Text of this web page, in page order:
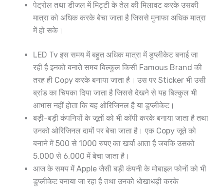
पेट्रोल तथा डीजल में मिट्टी के तेल की मिलावट करके उसकी
मात्रा को अधिक करके बेचा जाता है जिससे मुनाफा अधिक मात्रा
में हो सके।
LED Tv इस समय में बहुत अधिक मात्रा में डुप्लीकेट बनाई जा
रही है इनको बनाते समय बिल्कुल किसी Famous Brand की
तरह ही Copy करके बनाया जाता है। उस पर Sticker भी उसी
ब्रांड का चिपका दिया जाता है जिससे देखने से यह बिल्कुल भी
आभास नहीं होता कि यह ओरिजिनल है या डुप्लीकेट।
बड़ी-बड़ी कंपनियों के जूतों को भी कॉपी करके बनाया जाता है तथा
उनको ओरिजिनल दामों पर बेचा जाता है। एक Copy जूते को
बनाने में 500 से 1000 रुपए का खर्चा आता है जबकि उसको
5,000 से 6,000 में बेचा जाता है।
आज के समय में Apple जैसी बड़ी कंपनी के मोबाइल फोनों को भी
डुप्लीकेट बनाया जा रहा है तथा उनको धोखाधड़ी करके